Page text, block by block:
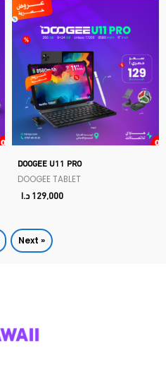
DOOGEE U11 PRO
DOOGEE TABLET
129,000د.ا
Next »